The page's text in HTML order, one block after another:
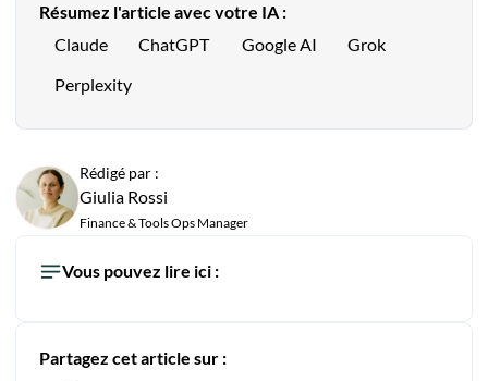
Résumez l'article avec votre IA :
Claude
ChatGPT Google AI Grok
Perplexity
Rédigé par :
Giulia Rossi
Finance & Tools Ops Manager
Vous pouvez lire ici :
Partagez cet article sur :